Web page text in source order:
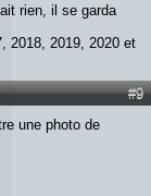
rien, il se garda
2018, 2019, 2020 et
#9
une photo de